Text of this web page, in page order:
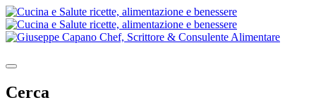
Cerca